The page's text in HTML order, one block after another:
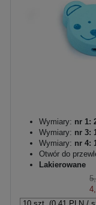
Wymiary: nr 1:
Wymiary: nr 3:
Wymiary: nr 4:
Otwór do
Lakierowane